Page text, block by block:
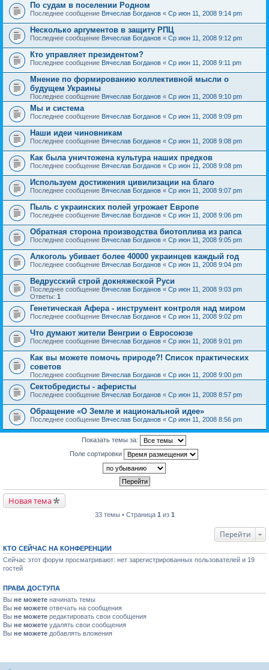
По судам в поселении Родном
Последнее сообщение Вячеслав Богданов « Ср июн 11, 2008 9:14 pm
Несколько аргументов в защиту РПЦ
Последнее сообщение Вячеслав Богданов « Ср июн 11, 2008 9:12 pm
Кто управляет президентом?
Последнее сообщение Вячеслав Богданов « Ср июн 11, 2008 9:11 pm
Мнение по формированию коллективной мысли о
будущем Украины
Последнее сообщение Вячеслав Богданов « Ср июн 11, 2008 9:10 pm
Мы и система
Последнее сообщение Вячеслав Богданов « Ср июн 11, 2008 9:09 pm
Наши идеи чиновникам
Последнее сообщение Вячеслав Богданов « Ср июн 11, 2008 9:08 pm
Как была уничтожена культура наших предков
Последнее сообщение Вячеслав Богданов « Ср июн 11, 2008 9:08 pm
Используем достижения цивилизации на благо
Последнее сообщение Вячеслав Богданов « Ср июн 11, 2008 9:07 pm
Пыль с украинских полей угрожает Европе
Последнее сообщение Вячеслав Богданов « Ср июн 11, 2008 9:06 pm
Обратная сторона производства биотоплива из рапса
Последнее сообщение Вячеслав Богданов « Ср июн 11, 2008 9:05 pm
Алкоголь убивает более 40000 украинцев каждый год
Последнее сообщение Вячеслав Богданов « Ср июн 11, 2008 9:04 pm
Ведрусский строй докняжеской Руси
Последнее сообщение Вячеслав Богданов « Ср июн 11, 2008 9:03 pm
Ответы: 1
Генетическая Афера - инструмент контроля над миром
Последнее сообщение Вячеслав Богданов « Ср июн 11, 2008 9:02 pm
Что думают жители Венгрии о Евросоюзе
Последнее сообщение Вячеслав Богданов « Ср июн 11, 2008 9:01 pm
Как вы можете помочь природе?! Список практических
советов
Последнее сообщение Вячеслав Богданов « Ср июн 11, 2008 9:00 pm
Сектобредисты - аферисты
Последнее сообщение Вячеслав Богданов « Ср июн 11, 2008 8:57 pm
Обращение «О Земле и национальной идее»
Последнее сообщение Вячеслав Богданов « Ср июн 11, 2008 8:56 pm
Показать темы за:
Поле сортировки
Новая тема
33 темы • Страница 1 из 1
Перейти
КТО СЕЙЧАС НА КОНФЕРЕНЦИИ
Сейчас этот форум просматривают: нет зарегистрированных пользователей и 19
гостей
ПРАВА ДОСТУПА
Вы не можете начинать темы
Вы не можете отвечать на сообщения
Вы не можете редактировать свои сообщения
Вы не можете удалять свои сообщения
Вы не можете добавлять вложения